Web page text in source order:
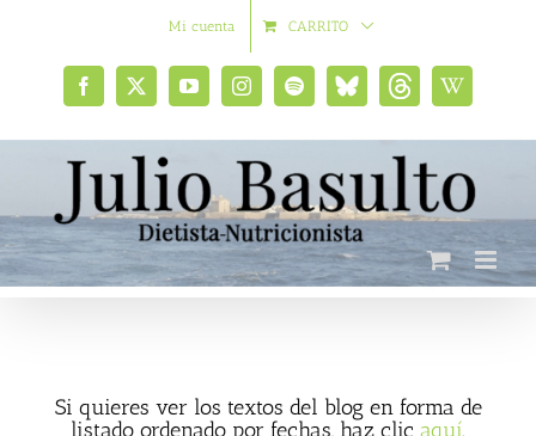
Mi cuenta CARRITO
Facebook
X YouTubeInstagramSpotifyBluesky
social
ThreadsWikipedia
Si quieres ver los textos del blog en forma de
listado ordenado por fechas, haz clic aquí.